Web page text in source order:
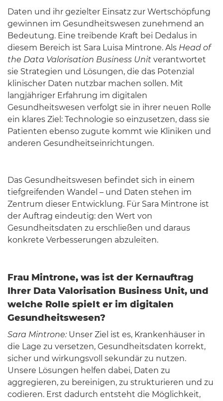
Daten und ihr gezielter Einsatz zur Wertschöpfung
gewinnen im Gesundheitswesen zunehmend an
Bedeutung. Eine treibende Kraft bei Dedalus in
diesem Bereich ist Sara Luisa Mintrone. Als Head of
the Data Valorisation Business Unit verantwortet
sie Strategien und Lösungen, die das Potenzial
klinischer Daten nutzbar machen sollen. Mit
langjähriger Erfahrung im digitalen
Gesundheitswesen verfolgt sie in ihrer neuen Rolle
ein klares Ziel: Technologie so einzusetzen, dass sie
Patienten ebenso zugute kommt wie Kliniken und
anderen Gesundheitseinrichtungen.
Das Gesundheitswesen befindet sich in einem
tiefgreifenden Wandel – und Daten stehen im
Zentrum dieser Entwicklung. Für Sara Mintrone ist
der Auftrag eindeutig: den Wert von
Gesundheitsdaten zu erschließen und daraus
konkrete Verbesserungen abzuleiten.
Frau Mintrone, was ist der Kernauftrag
Ihrer Data Valorisation Business Unit, und
welche Rolle spielt er im digitalen
Gesundheitswesen?
Sara Mintrone: Unser Ziel ist es, Krankenhäuser in
die Lage zu versetzen, Gesundheitsdaten korrekt,
sicher und wirkungsvoll sekundär zu nutzen.
Unsere Lösungen helfen dabei, Daten zu
aggregieren, zu bereinigen, zu strukturieren und zu
codieren. Erst dadurch entsteht die Möglichkeit,